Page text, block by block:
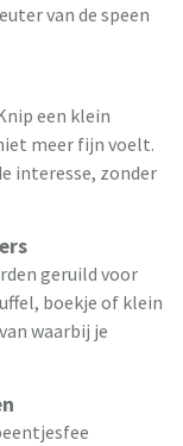
van de speen
een klein
meer fijn voelt.
interesse, zonder
geruild voor
boekje of klein
waarbij je